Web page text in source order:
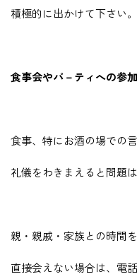
積極的に出かけて下さい。
食事会やパ－ティへの参
食事、特にお酒の場での
礼儀をわきまえると問題
親・親戚・家族との時間
直接会えない場合は、電